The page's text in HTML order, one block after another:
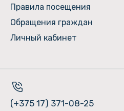
Правила посещения
Обращения граждан
Личный кабинет
(+375 17) 371-08-25